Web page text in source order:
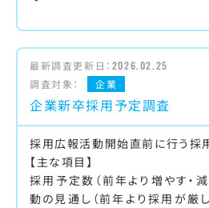
最新調査更新日： 2026.02.25
調査対象：
企業
企業新卒採用予定調査
採用広報活動開始直前に行う採
【主な項目】
採用予定数（前年より増やす・
動の見通し（前年より採用が厳